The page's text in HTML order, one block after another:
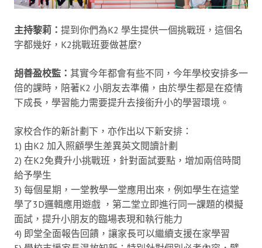
主持黎莉： 提到你們為K2 學生提供一個挑戰班，這個名
字都幾好，K2挑戰班要做甚麼?
胡善盈校監： 其實今年都會有些不同，今年學校安排多一
倍的課時，陪著K2 小朋友去準備，由於學生都是在疫情
下成長，學習能力需要提升去接銜升小的學習環境。
家校合作的新計劃下，亦作出以下新安排：
1) 由K2 加入照顧學生差異英文閱讀計劃
2) 在K2免費升小挑戰班，針對面試要點，增加兩倍時間
給予學生
3) 每個星期，一堂教學一堂應用出來，例如學生在這堂
學了3D邏輯應用遊戲 ，第二堂立即進行同一課題的模擬
面試，提升小朋友的臨場表現和執行能力
4) 即堂全面報告回饋，讓家長可以繼續支援在家學習